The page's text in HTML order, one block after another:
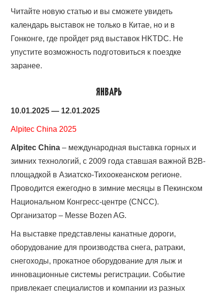
КОНТАКТЫ
Читайте новую статью и вы сможете увидеть
календарь выставок не только в Китае, но и в
Гонконге, где пройдет ряд выставок HKTDC. Не
упустите возможность подготовиться к поездке
заранее.
ЯНВАРЬ
10.01.2025 — 12.01.2025
Alpitec China 2025
Alpitec China– международная выставка горных и
зимних технологий, с 2009 года ставшая важной B2B-
площадкой в Азиатско-Тихоокеанском регионе.
Проводится ежегодно в зимние месяцы в Пекинском
Национальном Конгресс-центре (CNCC).
Организатор – Messe Bozen AG.
На выставке представлены канатные дороги,
оборудование для производства снега, ратраки,
снегоходы, прокатное оборудование для лыж и
инновационные системы регистрации. Событие
привлекает специалистов и компании из разных